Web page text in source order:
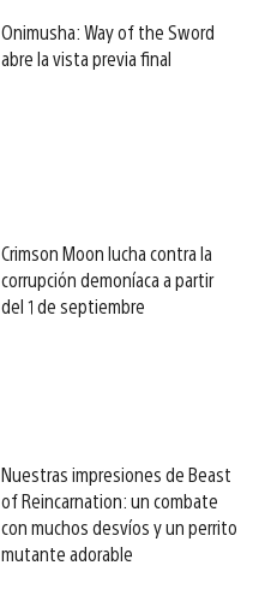
Onimusha: Way of the Sword
abre la vista previa final
Crimson Moon lucha contra la
corrupción demoníaca a partir
del 1 de septiembre
Nuestras impresiones de Beast
of Reincarnation: un combate
con muchos desvíos y un perrito
mutante adorable